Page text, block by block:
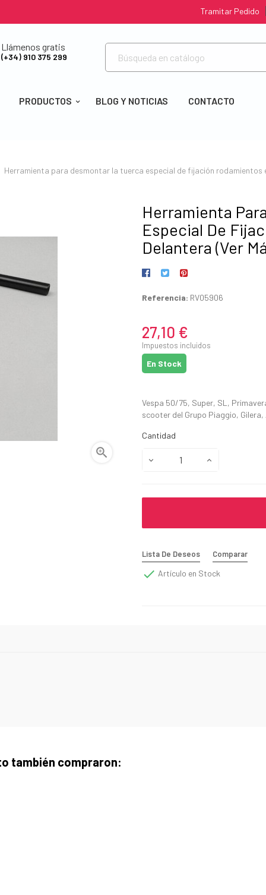
Tramitar Pedido
Llámenos gratis
(+34) 910 375 299
PRODUCTOS BLOG Y NOTICIAS CONTACTO
Herramienta para desmontar la tuerca especial de fijación rodamientos

Herramienta
Especial De
Delantera (Ver
Referencia: RV05906
27,10 €
Impuestos incluidos
En Stock
Vespa 50/75, Super, SL,
scooter del Grupo Piaggio,
Cantidad
Lista De Deseos Comparar
 Artículo en Stock
también compraron: